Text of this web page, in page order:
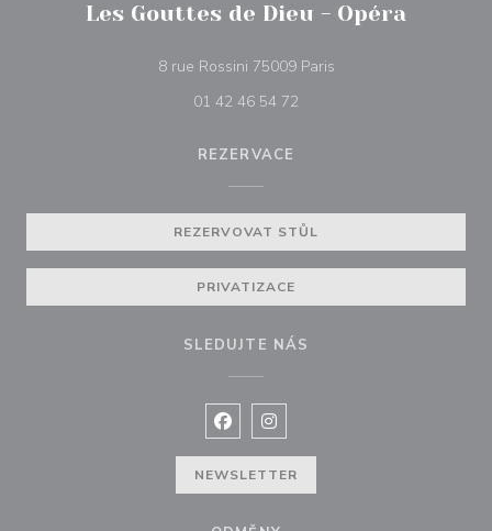
Les Gouttes de Dieu - Opéra
8 rue Rossini 75009 Paris((otevře se v novém
01 42 46 54 72
REZERVACE
REZERVOVAT STŮL
PRIVATIZACE
SLEDUJTE NÁS
Facebook ((otevře se v novém
Instagram ((otevře se v
NEWSLETTER